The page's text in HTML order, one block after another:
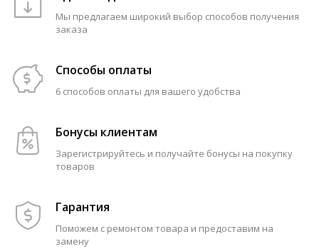
Мы предлагаем широкий выбор способов получения
заказа
Способы оплаты
6 способов оплаты для вашего удобства
Бонусы клиентам
Зарегистрируйтесь и получайте бонусы на покупку
товаров
Гарантия
Поможем с ремонтом товара и предоставим на
замену